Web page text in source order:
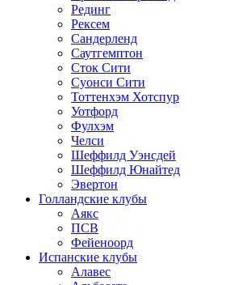
Рединг
Рексем
Сандерленд
Саутгемптон
Сток Сити
Суонси Сити
Тоттенхэм Хотспур
Уотфорд
Фулхэм
Челси
Шеффилд Уэнсдей
Шеффилд Юнайтед
Эвертон
Голландские клубы
Аякс
ПСВ
Фейеноорд
Испанские клубы
Алавес